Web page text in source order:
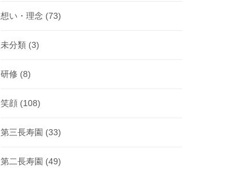
想い・理念 (73)
未分類 (3)
研修 (8)
笑顔 (108)
第三長寿園 (33)
第二長寿園 (49)